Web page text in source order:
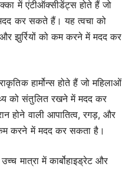
में एंटीऑक्सीडेंट्स होते हैं जो
कर सकते हैं। यह त्वचा को
झुर्रियों को कम करने में मदद कर
हार्मोन्स होते हैं जो महिलाओं
को संतुलित रखने में मदद कर
होने वाली आपातित्व, रगड़, और
करने में मदद कर सकता है।
मात्रा में कार्बोहाइड्रेट और